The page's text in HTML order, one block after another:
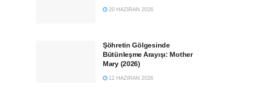
20 HAZIRAN 2026
Şöhretin Gölgesinde
Bütünleşme Arayışı: Mother
Mary (2026)
12 HAZIRAN 2026